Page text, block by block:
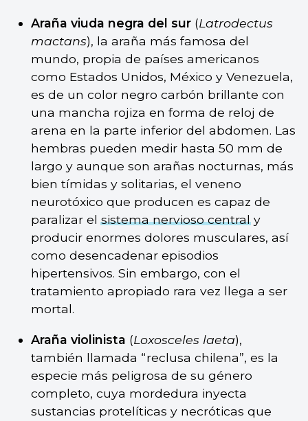
Araña viuda negra del sur (Latrodectus
mactans), la araña más famosa del
mundo, propia de países americanos
como Estados Unidos, México y Venezuela,
es de un color negro carbón brillante con
una mancha rojiza en forma de reloj de
arena en la parte inferior del abdomen. Las
hembras pueden medir hasta 50 mm de
largo y aunque son arañas nocturnas, más
bien tímidas y solitarias, el veneno
neurotóxico que producen es capaz de
paralizar elsistema nervioso centraly
producir enormes dolores musculares, así
como desencadenar episodios
hipertensivos. Sin embargo, con el
tratamiento apropiado rara vez llega a ser
mortal.
Araña violinista (Loxosceles laeta),
también llamada “reclusa chilena”, es la
especie más peligrosa de su género
completo, cuya mordedura inyecta
sustancias protelíticas y necróticas que